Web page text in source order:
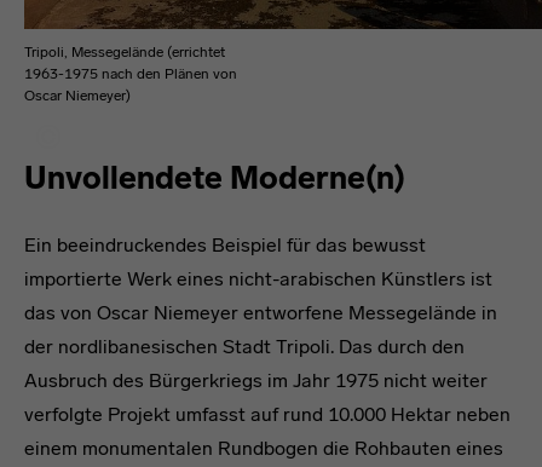
Unvollendete Moderne(n)
Ein beeindruckendes Beispiel für das bewusst
importierte Werk eines nicht-arabischen Künstlers ist
das von Oscar Niemeyer entworfene Messegelände in
der nordlibanesischen Stadt Tripoli. Das durch den
Ausbruch des Bürgerkriegs im Jahr 1975 nicht weiter
verfolgte Projekt umfasst auf rund 10.000 Hektar neben
einem monumentalen Rundbogen die Rohbauten eines
Tripoli, Messegelände (errichtet
1963-1975 nach den Plänen von
Oscar Niemeyer)